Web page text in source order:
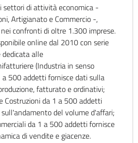
settori di attività economica -
Artigianato e Commercio -,
confronti di oltre 1.300 imprese.
online dal 2010 con serie
alle
(Industria in senso
500 addetti fornisce dati sulla
fatturato e ordinativi;
Costruzioni da 1 a 500 addetti
del volume d'affari;
da 1 a 500 addetti fornisce
di vendite e giacenze.